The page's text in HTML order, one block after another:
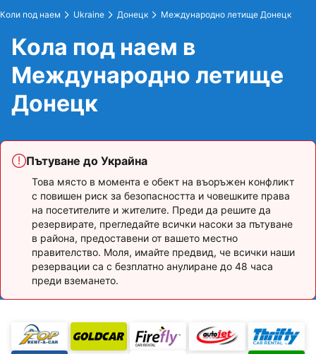
Коли под наем Ukraine Донецк Международно летище Донецк
Кола под наем в
Международно летище
Донецк
Пътуване до Украйна
Това място в момента е обект на въоръжен конфликт
с повишен риск за безопасността и човешките права
на посетителите и жителите. Преди да решите да
резервирате, прегледайте всички насоки за пътуване
в района, предоставени от вашето местно
правителство. Моля, имайте предвид, че всички наши
резервации са с безплатно анулиране до 48 часа
преди вземането.